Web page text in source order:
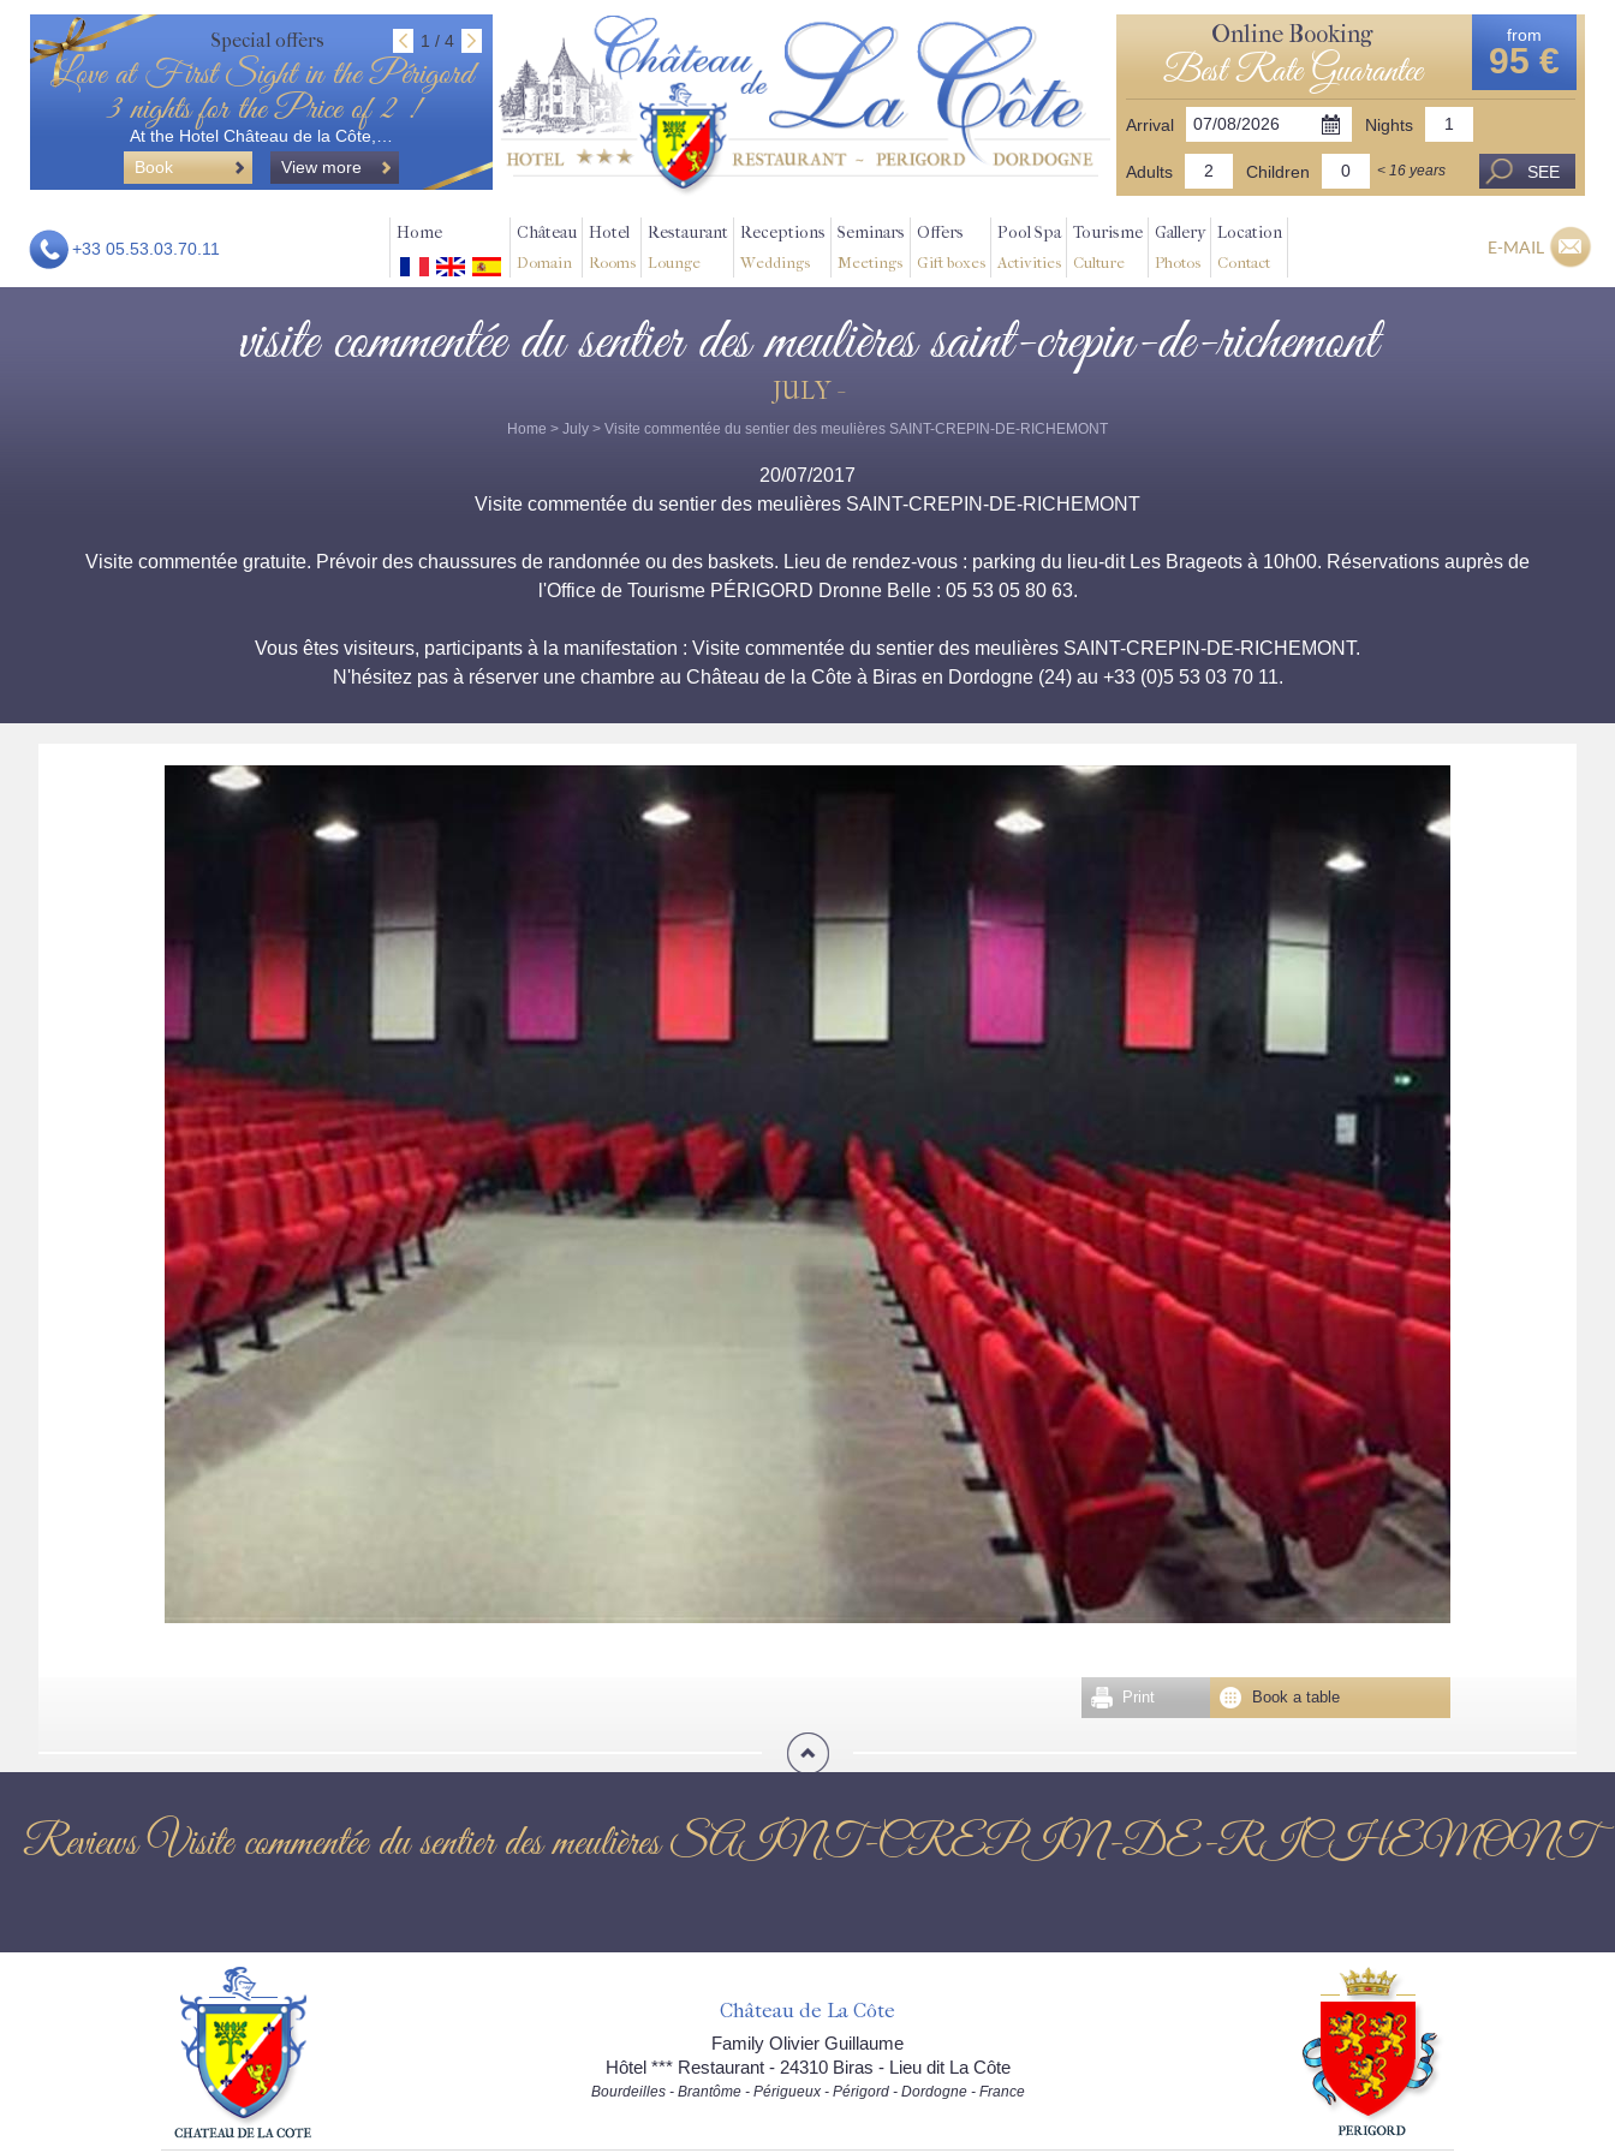
Special offers 1 / 4
Love at First Sight in the Périgord
3 nights for the Price of 2 !
At the Hotel Château de la Côte,…
Book
View more
Online Booking
Best Rate Guarantee
from
95 €
Arrival Nights
Adults Children < 16 years SEE
+33 05.53.03.70.11
Home Château
Domain
Hotel
Rooms
Restaurant
Lounge
Receptions
Weddings
Seminars
Meetings
Offers
Gift boxes
Pool Spa
Activities
Tourisme
Culture
Gallery
Photos
Location
Contact
E-MAIL
visite commentée du sentier des meulières saint-crepin-de-richemont
JULY -
Home > July > Visite commentée du sentier des meulières SAINT-CREPIN-DE-RICHEMONT
20/07/2017
Visite commentée du sentier des meulières SAINT-CREPIN-DE-RICHEMONT
Visite commentée gratuite. Prévoir des chaussures de randonnée ou des baskets. Lieu de rendez-vous : parking du lieu-dit Les Brageots à 10h00. Réservations auprès de
l'Office de Tourisme PÉRIGORD Dronne Belle : 05 53 05 80 63.
Vous êtes visiteurs, participants à la manifestation : Visite commentée du sentier des meulières SAINT-CREPIN-DE-RICHEMONT.
N'hésitez pas à réserver une chambre au Château de la Côte à Biras en Dordogne (24) au +33 (0)5 53 03 70 11.
Book a table
Print
Reviews Visite commentée du sentier des meulières SAINT-CREPIN-DE-RICHEMONT
Château de La Côte
Family Olivier Guillaume
Hôtel *** Restaurant - 24310 Biras - Lieu dit La Côte
Bourdeilles - Brantôme - Périgueux - Périgord - Dordogne - France